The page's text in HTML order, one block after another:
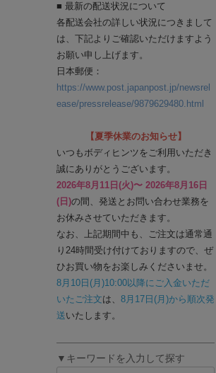
■ 最新の配送状況について
各配送会社の詳しい状況につきまして
は、下記よりご確認いただけますよう
お願い申し上げます。
日本郵便：
https://www.post.japanpost.jp/newsrel
ease/pressrelease/9879629480.html
【夏季休業のお知らせ】
いつもボディヒンツをご利用いただき
誠にありがとうございます。
2026年8月11日(火)〜 2026年8月16日
(日)の間、発送とお問い合わせ業務を
お休みさせていただきます。
なお、上記期間中も、ご注文は通常通
り24時間受け付けておりますので、ぜ
ひお買い物をお楽しみくださいませ。
8月10日(月)10:00以降にご入金いただ
いたご注文は、 8月17日(月)から順次発
送いたします。
▼キーワードを入力して探す